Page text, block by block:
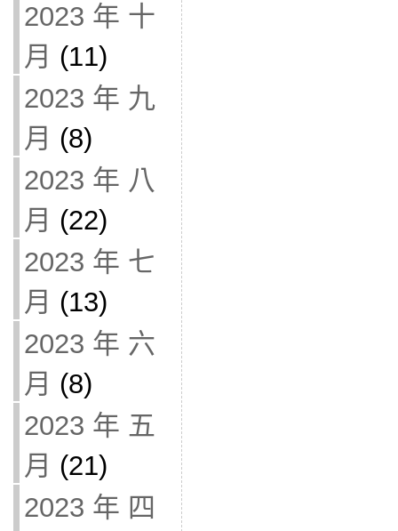
2023 年 十
月 (11)
2023 年 九
月 (8)
2023 年 八
月 (22)
2023 年 七
月 (13)
2023 年 六
月 (8)
2023 年 五
月 (21)
2023 年 四